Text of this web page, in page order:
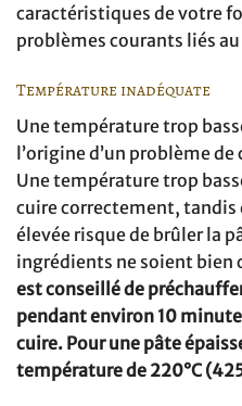
caractéristiques de votre
problèmes courants liés
Température inadéquate
Une température trop
l’origine d’un problème
Une température trop
cuire correctement, tandis
élevée risque de brûler la
ingrédients ne soient bien
est conseillé de
pendant environ 10
cuire. Pour une pâte
température de 220°C